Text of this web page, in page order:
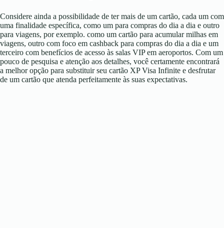
Considere ainda a possibilidade de ter mais de um cartão, cada um com
uma finalidade específica, como um para compras do dia a dia e outro
para viagens, por exemplo. como um cartão para acumular milhas em
viagens, outro com foco em cashback para compras do dia a dia e um
terceiro com benefícios de acesso às salas VIP em aeroportos. Com um
pouco de pesquisa e atenção aos detalhes, você certamente encontrará
a melhor opção para substituir seu cartão XP Visa Infinite e desfrutar
de um cartão que atenda perfeitamente às suas expectativas.